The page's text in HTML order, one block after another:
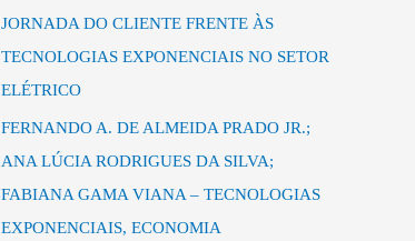
JORNADA DO CLIENTE FRENTE ÀS
TECNOLOGIAS EXPONENCIAIS NO SETOR
ELÉTRICO
FERNANDO A. DE ALMEIDA PRADO JR.;
ANA LÚCIA RODRIGUES DA SILVA;
FABIANA GAMA VIANA – TECNOLOGIAS
EXPONENCIAIS, ECONOMIA